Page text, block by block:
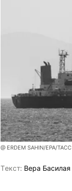
@ ERDEM SAHIN/EPA/ТАСС
Tекст: Вера Басилая